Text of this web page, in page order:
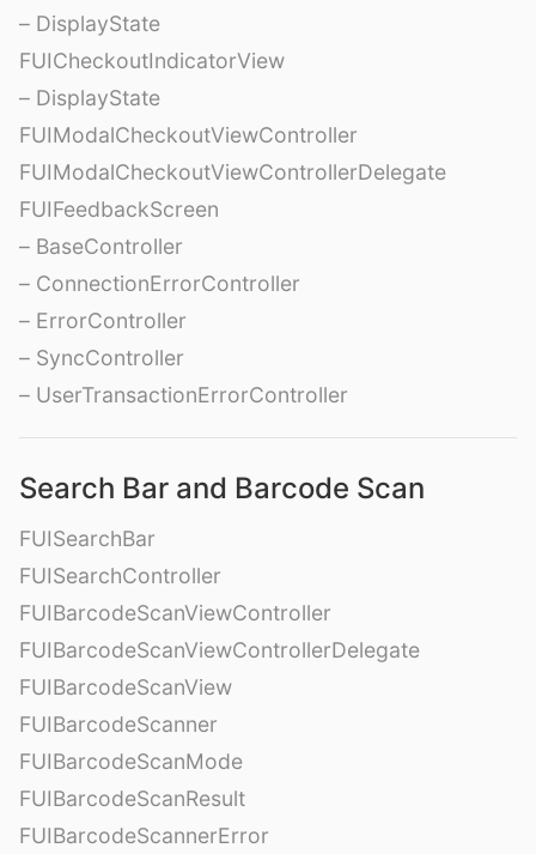
– DisplayState
FUICheckoutIndicatorView
– DisplayState
FUIModalCheckoutViewController
FUIModalCheckoutViewControllerDelegate
FUIFeedbackScreen
– BaseController
– ConnectionErrorController
– ErrorController
– SyncController
– UserTransactionErrorController
Search Bar and Barcode Scan
FUISearchBar
FUISearchController
FUIBarcodeScanViewController
FUIBarcodeScanViewControllerDelegate
FUIBarcodeScanView
FUIBarcodeScanner
FUIBarcodeScanMode
FUIBarcodeScanResult
FUIBarcodeScannerError